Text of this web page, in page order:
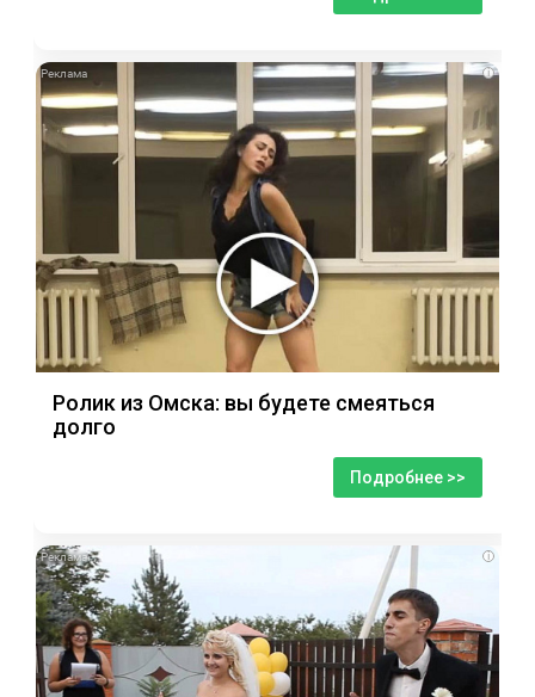
i
Ролик из Омска: вы будете смеяться
долго
Подробнее >>
i